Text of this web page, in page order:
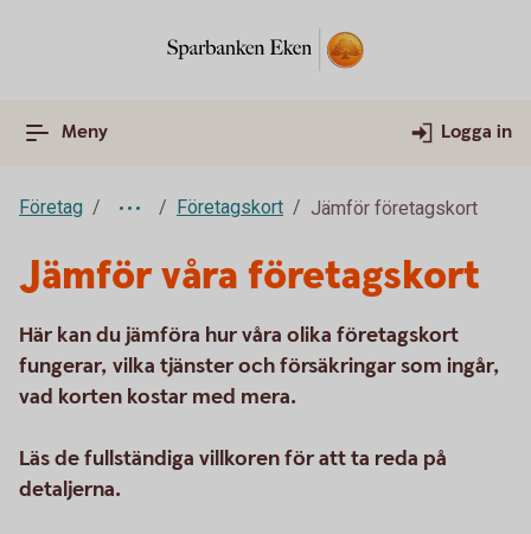
Meny Logga in
Företag Företagskort Jämför företagskort
Jämför våra företagskort
Här kan du jämföra hur våra olika företagskort
fungerar, vilka tjänster och försäkringar som ingår,
vad korten kostar med mera.
Läs de fullständiga villkoren för att ta reda på
detaljerna.